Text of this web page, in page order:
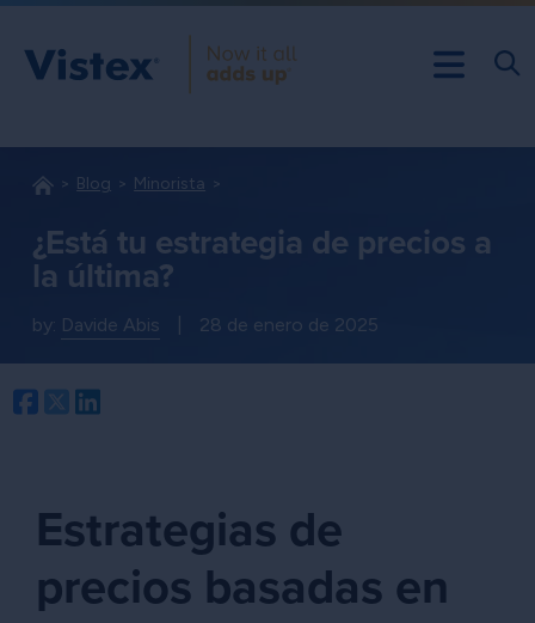
Blog Minorista
¿Está tu estrategia de precios a
la última?
by: Davide Abis 28 de enero de 2025
Facebook
Twitter
Estrategias de
precios basadas en